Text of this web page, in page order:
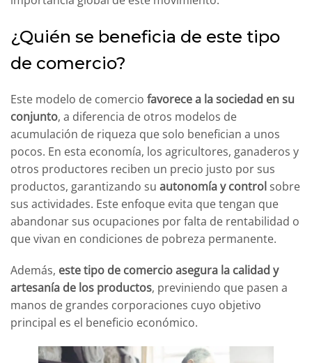
¿Quién se beneficia de este tipo
de comercio?
Este modelo de comercio favorece a la sociedad en su
conjunto, a diferencia de otros modelos de
acumulación de riqueza que solo benefician a unos
pocos. En esta economía, los agricultores, ganaderos y
otros productores reciben un precio justo por sus
productos, garantizando su autonomía y control sobre
sus actividades. Este enfoque evita que tengan que
abandonar sus ocupaciones por falta de rentabilidad o
que vivan en condiciones de pobreza permanente.
Además, este tipo de comercio asegura la calidad y
artesanía de los productos, previniendo que pasen a
manos de grandes corporaciones cuyo objetivo
principal es el beneficio económico.